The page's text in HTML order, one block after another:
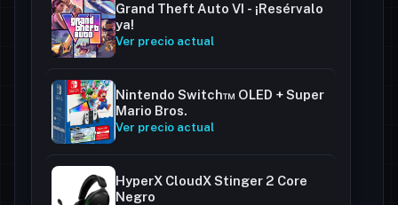
Grand Theft Auto VI - ¡Resérvalo
ya!
Ver precio actual
Nintendo Switch™ OLED + Super
Mario Bros.
Ver precio actual
HyperX CloudX Stinger 2 Core
Negro